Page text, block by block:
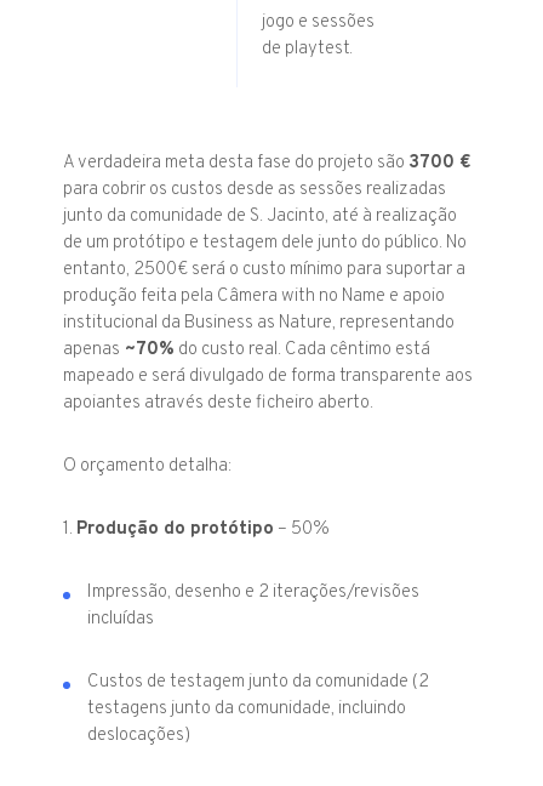
jogo e sessões
de playtest.
A verdadeira meta desta fase do projeto são 3700 €
para cobrir os custos desde as sessões realizadas
junto da comunidade de S. Jacinto, até à realização
de um protótipo e testagem dele junto do público. No
entanto, 2500€ será o custo mínimo para suportar a
produção feita pela Câmera with no Name e apoio
institucional da Business as Nature, representando
apenas ~70% do custo real. Cada cêntimo está
mapeado e será divulgado de forma transparente aos
apoiantes através deste ficheiro aberto.
O orçamento detalha:
1. Produção do protótipo – 50%
Impressão, desenho e 2 iterações/revisões
incluídas
Custos de testagem junto da comunidade (2
testagens junto da comunidade, incluindo
deslocações)